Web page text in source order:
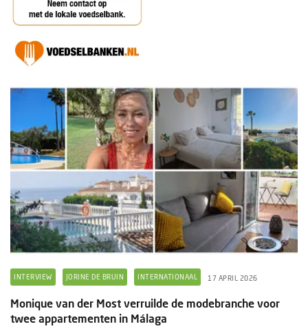
INTERVIEW JORINE DE BRUIN INTERNATIONAAL 17 APRIL 2026
Monique van der Most verruilde de modebranche voor
twee appartementen in Málaga